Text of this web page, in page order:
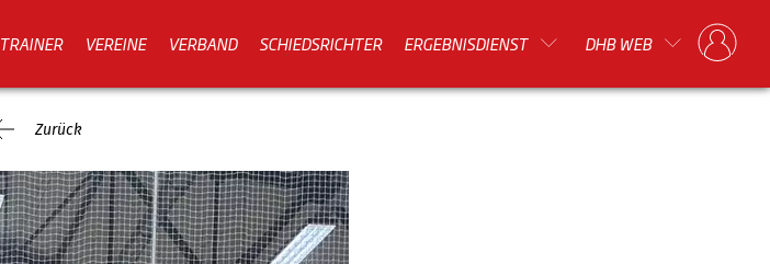
TRAINER VEREINE VERBAND SCHIEDSRICHTER ERGEBNISDIENST DHB WEB
Zurück